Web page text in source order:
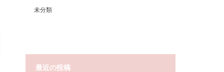
未分類
最近の投稿